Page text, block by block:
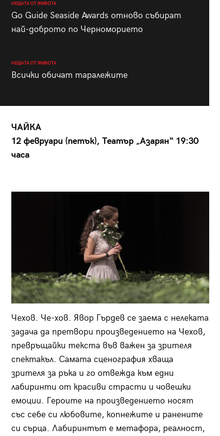
НЕЩАТА ОТ ЖИВОТА
Go Guide Seaside Awards отново събират
най-доброто по Черноморието
НЕЩАТА ОТ ЖИВОТА
Всички обичат таралежите
ЧАЙКА
12 февруари (петък), Театър „Азарян“ 19:30
часа
Чехов. Че-хов. Явор Гърдев се заема с нелеката
задача да претвори произведението на Чехов,
превръщайки текста във важен за зрителя
спектакъл. Самата сценография хваща
зрителя за ръка и го отвежда към едни
лабиринти от красиви страсти и човешки
емоции. Героите на произведението носят
със себе си любовите, копнежите и ранените
си сърца. Лабиринтът е метафора, реалност,